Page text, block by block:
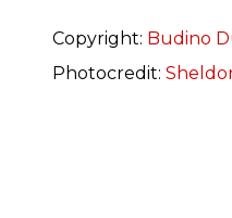
Copyright: Budino
Photocredit: